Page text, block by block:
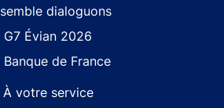
dialoguons
G7 Évian 2026
Banque de France
À votre service